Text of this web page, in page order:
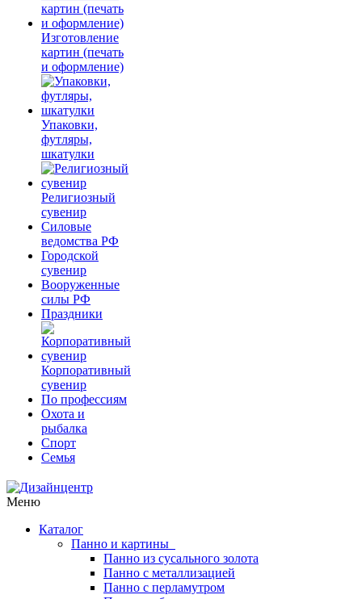
Изготовление
картин (печать
и оформление)
Упаковки,
футляры,
шкатулки
Религиозный
сувенир
Силовые
ведомства РФ
Городской
сувенир
Вооруженные
силы РФ
Праздники
Корпоративный
сувенир
По профессиям
Охота и
рыбалка
Спорт
Семья
Меню
Каталог
Панно и картины
Панно из сусального золота
Панно с металлизацией
Панно с перламутром